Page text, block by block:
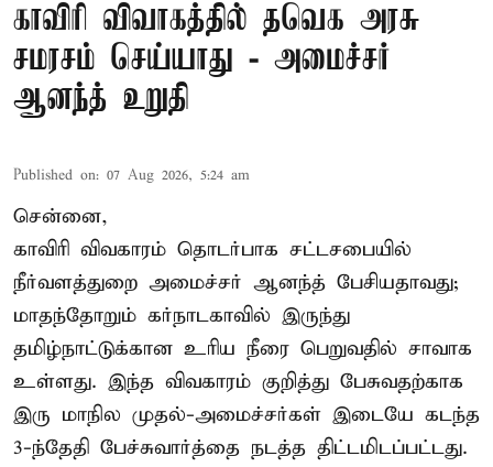
காவிரி விவாகத்தில் தவெக அரசு
சமரசம் செய்யாது - அமைச்சர்
ஆனந்த் உறுதி
Published on: 07 Aug 2026, 5:24 am
சென்னை,
காவிரி விவகாரம் தொடர்பாக சட்டசபையில்
நீர்வளத்துறை அமைச்சர் ஆனந்த் பேசியதாவது;
மாதந்தோறும் கர்நாடகாவில் இருந்து
தமிழ்நாட்டுக்கான உரிய நீரை பெறுவதில் சாவாக
உள்ளது. இந்த விவகாரம் குறித்து பேசுவதற்காக
இரு மாநில முதல்-அமைச்சர்கள் இடையே கடந்த
3-ந்தேதி பேச்சுவார்த்தை நடத்த திட்டமிடப்பட்டது.